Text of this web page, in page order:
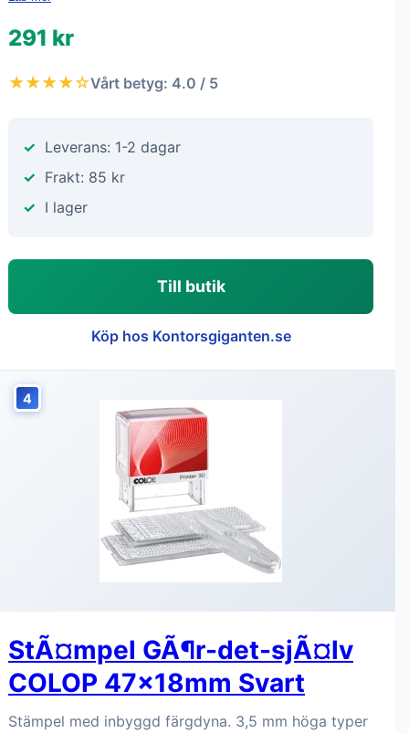
291 kr
★★★★☆Vårt betyg: 4.0 / 5
Leverans: 1-2 dagar
Frakt: 85 kr
I lager
Till butik
Köp hos Kontorsgiganten.se
4
StÃ¤mpel GÃ¶r-det-sjÃ¤lv
COLOP 47x18mm Svart
Stämpel med inbyggd färgdyna. 3,5 mm höga typer